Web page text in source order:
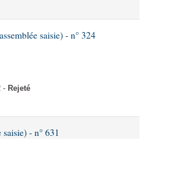
saisie) - n° 324
- Rejeté
- n° 631